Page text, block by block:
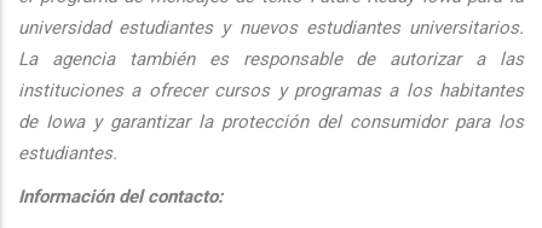
universidad estudiantes y nuevos estudiantes universitarios.
La agencia también es responsable de autorizar a las
instituciones a ofrecer cursos y programas a los habitantes
de Iowa y garantizar la protección del consumidor para los
estudiantes.
Información del contacto: